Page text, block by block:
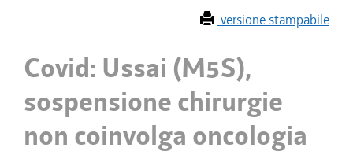
versione stampabile
Covid: Ussai (M5S),
sospensione chirurgie
non coinvolga oncologia